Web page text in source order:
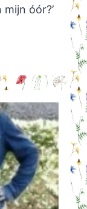
óór?’